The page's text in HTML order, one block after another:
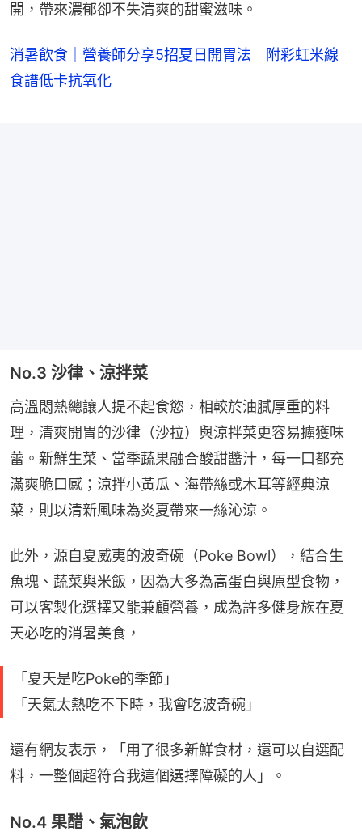
開，帶來濃郁卻不失清爽的甜蜜滋味。
消暑飲食｜營養師分享5招夏日開胃法 附彩虹米線
食譜低卡抗氧化
No.3 沙律、涼拌菜
高溫悶熱總讓人提不起食慾，相較於油膩厚重的料
理，清爽開胃的沙律（沙拉）與涼拌菜更容易擄獲味
蕾。新鮮生菜、當季蔬果融合酸甜醬汁，每一口都充
滿爽脆口感；涼拌小黃瓜、海帶絲或木耳等經典涼
菜，則以清新風味為炎夏帶來一絲沁涼。
此外，源自夏威夷的波奇碗（Poke Bowl），結合生
魚塊、蔬菜與米飯，因為大多為高蛋白與原型食物，
可以客製化選擇又能兼顧營養，成為許多健身族在夏
天必吃的消暑美食，
「夏天是吃Poke的季節」
「天氣太熱吃不下時，我會吃波奇碗」
還有網友表示，「用了很多新鮮食材，還可以自選配
料，一整個超符合我這個選擇障礙的人」。
No.4 果醋、氣泡飲